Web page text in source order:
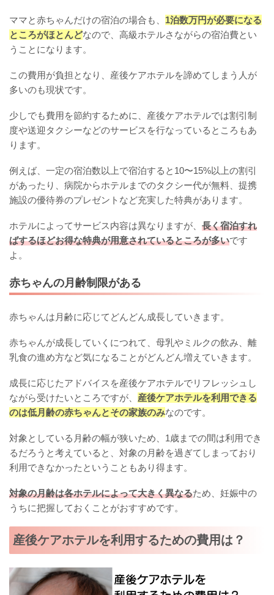
ママと赤ちゃんだけの宿泊の場合も、 1泊数万円が必要になる
ところがほとんどなので、高級ホテルさながらの宿泊費とい
うことになります。
この費用が負担となり、産後ケアホテルを諦めてしまう人が
多いのも現状です。
少しでも費用を節約するために、産後ケアホテルでは割引制
度や送迎タクシーなどのサービスを行なっているところもあ
ります。
例えば、一定の宿泊数以上で宿泊すると10〜15%以上の割引
があったり、病院からホテルまでのタクシー代が無料、提携
施設の優待券のプレゼントなど充実した特典があります。
ホテルによってサービス内容は異なりますが、 長く宿泊すれ
ばするほどお得な特典が用意されているところが多いです
よ。
赤ちゃんの月齢制限がある
赤ちゃんは月齢に応じてどんどん成長していきます。
赤ちゃんが成長していくにつれて、母乳やミルクの飲み、離
乳食の進め方など気になることがどんどん増えていきます。
成長に応じたアドバイスを産後ケアホテルでリフレッシュし
ながら受けたいところですが、 産後ケアホテルを利用できる
のは低月齢の赤ちゃんとその家族のみなのです。
対象としている月齢の幅が狭いため、1歳までの間は利用でき
るだろうと考えていると、対象の月齢を過ぎてしまっており
利用できなかったということもあり得ます。
対象の月齢は各ホテルによって大きく異なるため、妊娠中の
うちに把握しておくことがおすすめです。
産後ケアホテルを利用するための費用は？